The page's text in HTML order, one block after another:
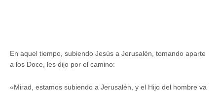
En aquel tiempo, subiendo Jesús a Jerusalén, tomando aparte
a los Doce, les dijo por el camino:
«Mirad, estamos subiendo a Jerusalén, y el Hijo del hombre va